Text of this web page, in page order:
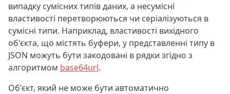
випадку сумісних типів даних, а несумісні
властивості перетворюються чи серіалізуються в
сумісні типи. Наприклад, властивості вихідного
об'єкта, що містять буфери, у представленні типу в
JSON можуть бути закодовані в рядки згідно з
алгоритмом base64url.
Об'єкт, який не може бути автоматично